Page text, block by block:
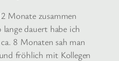
Monate zusammen
lange dauert habe ich
8 Monaten sah man
fröhlich mit Kollegen